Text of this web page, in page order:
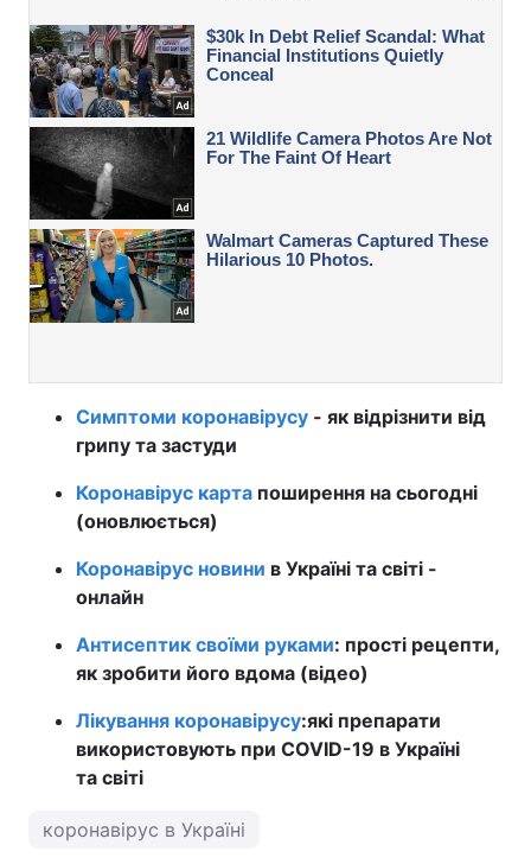
Симптоми коронавірусу - як відрізнити від
грипу та застуди
Коронавірус карта поширення на сьогодні
(оновлюється)
Коронавірус новини в Україні та світі -
онлайн
Антисептик своїми руками: прості рецепти,
як зробити його вдома (відео)
Лікування коронавірусу:які препарати
використовують при COVID-19 в Україні
та світі
коронавірус в Україні